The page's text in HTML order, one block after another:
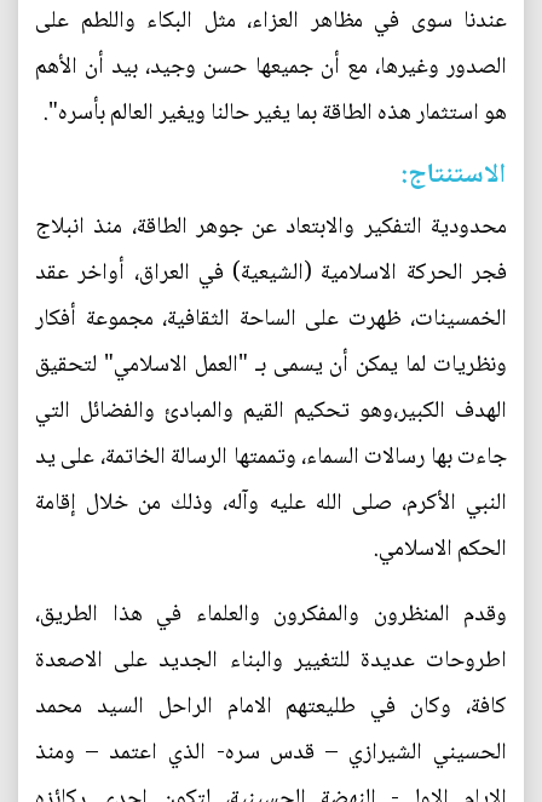
عندنا سوى في مظاهر العزاء، مثل البكاء واللطم على
الصدور وغيرها، مع أن جميعها حسن وجيد، بيد أن الأهم
هو استثمار هذه الطاقة بما يغير حالنا ويغير العالم بأسره".
الاستنتاج:
محدودية التفكير والابتعاد عن جوهر الطاقة، منذ انبلاج
فجر الحركة الاسلامية (الشيعية) في العراق، أواخر عقد
الخمسينات، ظهرت على الساحة الثقافية، مجموعة أفكار
ونظريات لما يمكن أن يسمى بـ "العمل الاسلامي" لتحقيق
الهدف الكبير،وهو تحكيم القيم والمبادئ والفضائل التي
جاءت بها رسالات السماء، وتممتها الرسالة الخاتمة، على يد
النبي الأكرم، صلى الله عليه وآله، وذلك من خلال إقامة
الحكم الاسلامي.
وقدم المنظرون والمفكرون والعلماء في هذا الطريق،
اطروحات عديدة للتغيير والبناء الجديد على الاصعدة
كافة، وكان في طليعتهم الامام الراحل السيد محمد
الحسيني الشيرازي – قدس سره- الذي اعتمد – ومنذ